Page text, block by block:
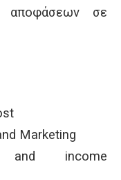
αποφάσεων σε
Marketing
and income